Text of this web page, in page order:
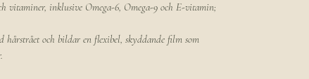
vitaminer, inklusive Omega-6, Omega-9 och E-vitamin;
och bildar en flexibel, skyddande film som